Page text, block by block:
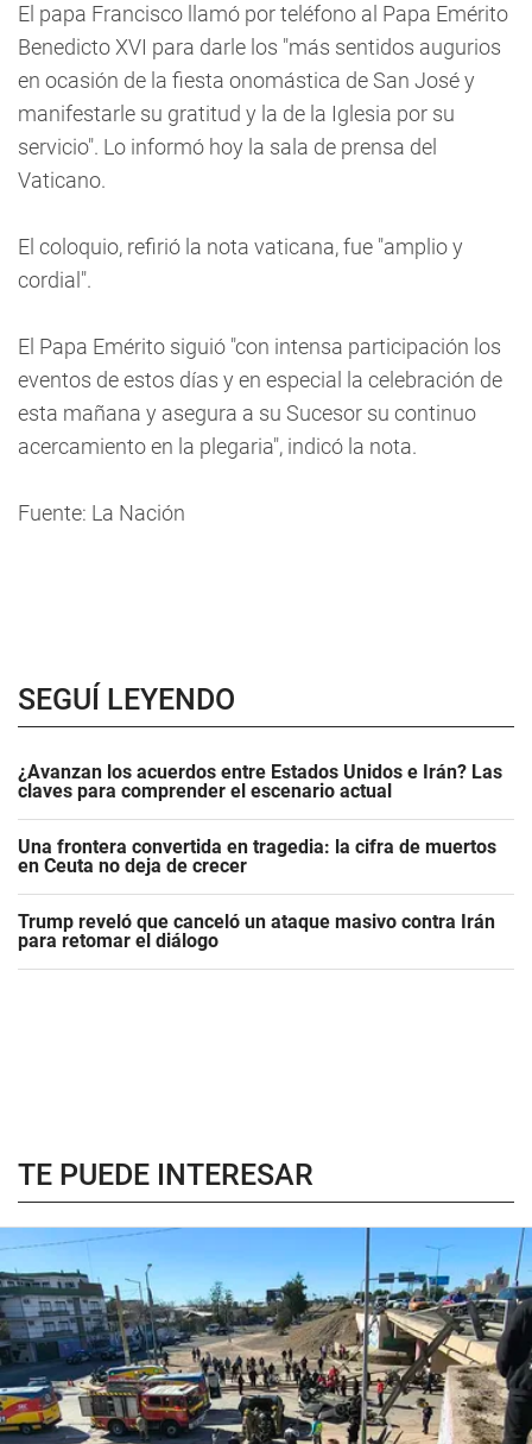
El papa Francisco llamó por teléfono al Papa Emérito
Benedicto XVI para darle los "más sentidos augurios
en ocasión de la fiesta onomástica de San José y
manifestarle su gratitud y la de la Iglesia por su
servicio". Lo informó hoy la sala de prensa del
Vaticano.
El coloquio, refirió la nota vaticana, fue "amplio y
cordial".
El Papa Emérito siguió "con intensa participación los
eventos de estos días y en especial la celebración de
esta mañana y asegura a su Sucesor su continuo
acercamiento en la plegaria", indicó la nota.
Fuente: La Nación
SEGUÍ LEYENDO
¿Avanzan los acuerdos entre Estados Unidos e Irán? Las
claves para comprender el escenario actual
Una frontera convertida en tragedia: la cifra de muertos
en Ceuta no deja de crecer
Trump reveló que canceló un ataque masivo contra Irán
para retomar el diálogo
TE PUEDE INTERESAR